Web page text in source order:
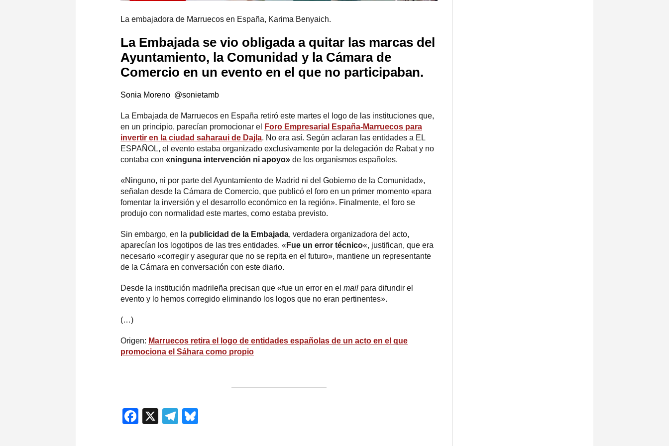
La embajadora de Marruecos en España, Karima Benyaich.
La Embajada se vio obligada a quitar las marcas del
Ayuntamiento, la Comunidad y la Cámara de
Comercio en un evento en el que no participaban.
Sonia Moreno @sonietamb
La Embajada de Marruecos en España retiró este martes el logo de las instituciones que,
en un principio, parecían promocionar el
Foro Empresarial España-Marruecos para
invertir en la ciudad saharaui de Dajla. No era así. Según aclaran las entidades a EL
ESPAÑOL, el evento estaba organizado exclusivamente por la delegación de Rabat y no
contaba con «ninguna intervención ni apoyo» de los organismos españoles.
«Ninguno, ni por parte del Ayuntamiento de Madrid ni del Gobierno de la Comunidad»,
señalan desde la Cámara de Comercio, que publicó el foro en un primer momento «para
fomentar la inversión y el desarrollo económico en la región». Finalmente, el foro se
produjo con normalidad este martes, como estaba previsto.
Sin embargo, en la publicidad de la Embajada, verdadera organizadora del acto,
aparecían los logotipos de las tres entidades. « Fue un error técnico«, justifican, que era
necesario «corregir y asegurar que no se repita en el futuro», mantiene un representante
de la Cámara en conversación con este diario.
Desde la institución madrileña precisan que «fue un error en el mail para difundir el
evento y lo hemos corregido eliminando los logos que no eran pertinentes».
(…)
Origen: Marruecos retira el logo de entidades españolas de un acto en el que
promociona el Sáhara como propio
Facebook
X Telegram